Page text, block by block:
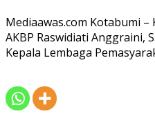
Mediaawas.com Kotabumi
AKBP Raswidiati Anggraini,
Kepala Lembaga